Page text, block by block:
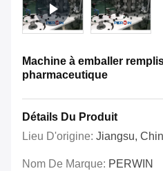
Machine à emballer
pharmaceutique
Détails Du Produit
Lieu D'origine: Jiangsu,
Nom De Marque: PERWIN